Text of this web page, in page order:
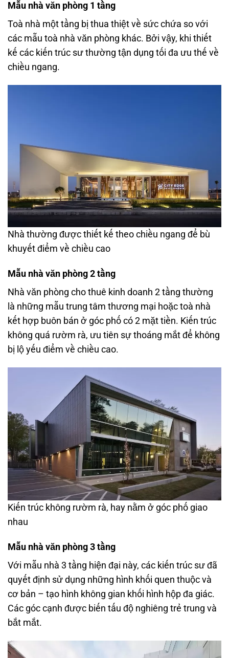
Mẫu nhà văn phòng 1 tầng
Toà nhà một tầng bị thua thiệt về sức chứa so với
các mẫu toà nhà văn phòng khác. Bởi vậy, khi thiết
kế các kiến trúc sư thường tận dụng tối đa ưu thế về
chiều ngang.
Nhà thường được thiết kế theo chiều ngang để bù
khuyết điểm về chiều cao
Mẫu nhà văn phòng 2 tầng
Nhà văn phòng cho thuê kinh doanh 2 tầng thường
là những mẫu trung tâm thương mại hoặc toà nhà
kết hợp buôn bán ở góc phố có 2 mặt tiền. Kiến trúc
không quá rườm rà, ưu tiên sự thoáng mắt để không
bị lộ yếu điểm về chiều cao.
Kiến trúc không rườm rà, hay nằm ở góc phố giao
nhau
Mẫu nhà văn phòng 3 tầng
Với mẫu nhà 3 tầng hiện đại này, các kiến trúc sư đã
quyết định sử dụng những hình khối quen thuộc và
cơ bản – tạo hình không gian khối hình hộp đa giác.
Các góc cạnh được biến tấu độ nghiêng trẻ trung và
bắt mắt.